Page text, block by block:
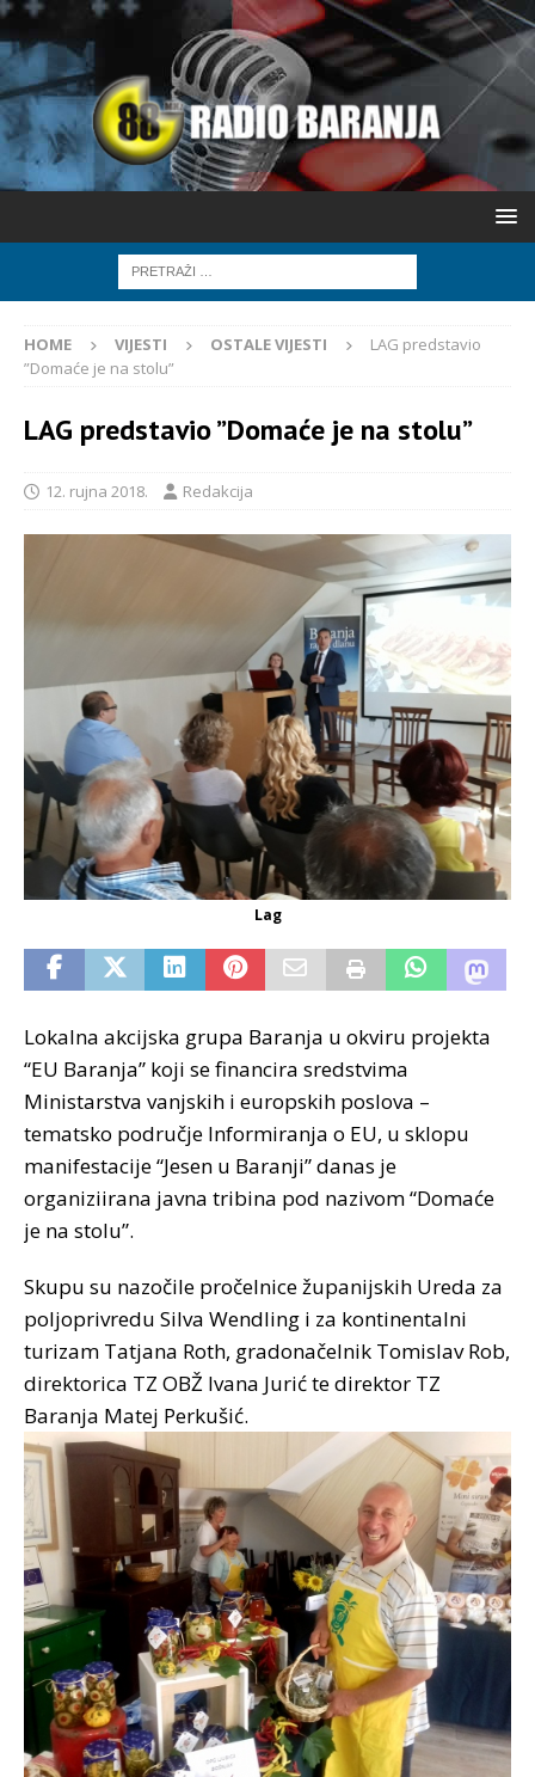
HOME VIJESTI OSTALE VIJESTI
LAG predstavio
”Domaće je na stolu”
LAG predstavio ”Domaće je na stolu”
12. rujna 2018. Redakcija
Lag
Lokalna akcijska grupa Baranja u okviru projekta
“EU Baranja” koji se financira sredstvima
Ministarstva vanjskih i europskih poslova –
tematsko područje Informiranja o EU, u sklopu
manifestacije “Jesen u Baranji” danas je
organiziirana javna tribina pod nazivom “Domaće
je na stolu”.
Skupu su nazočile pročelnice županijskih Ureda za
poljoprivredu Silva Wendling i za kontinentalni
turizam Tatjana Roth, gradonačelnik Tomislav Rob,
direktorica TZ OBŽ Ivana Jurić te direktor TZ
Baranja Matej Perkušić.